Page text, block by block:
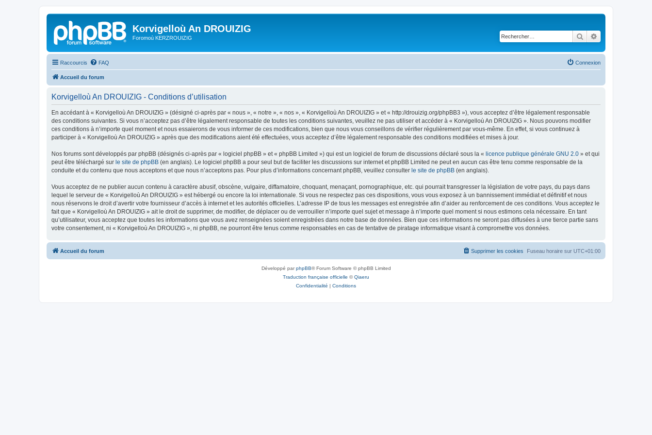
Korvigelloù An DROUIZIG
Foromoù KERZROUIZIG Rechercher
Raccourcis FAQ Connexion
Accueil du forum
Korvigelloù An DROUIZIG - Conditions d’utilisation
En accédant à « Korvigelloù An DROUIZIG » (désigné ci-après par « nous », « notre », « nos », « Korvigelloù An DROUIZIG » et « http://drouizig.org/phpBB3 »), vous acceptez d’être légalement responsable
des conditions suivantes. Si vous n’acceptez pas d’être légalement responsable de toutes les conditions suivantes, veuillez ne pas utiliser et accéder à « Korvigelloù An DROUIZIG ». Nous pouvons modifier
ces conditions à n’importe quel moment et nous essaierons de vous informer de ces modifications, bien que nous vous conseillons de vérifier régulièrement par vous-même. En effet, si vous continuez à
participer à « Korvigelloù An DROUIZIG » après que des modifications aient été effectuées, vous acceptez d’être légalement responsable des conditions modifiées et mises à jour.
Nos forums sont développés par phpBB (désignés ci-après par « logiciel phpBB » et « phpBB Limited ») qui est un logiciel de forum de discussions déclaré sous la « licence publique générale GNU 2.0 » et qui
peut être téléchargé sur le site de phpBB (en anglais). Le logiciel phpBB a pour seul but de faciliter les discussions sur internet et phpBB Limited ne peut en aucun cas être tenu comme responsable de la
conduite et du contenu que nous acceptons et que nous n’acceptons pas. Pour plus d’informations concernant phpBB, veuillez consulter le site de phpBB (en anglais).
Vous acceptez de ne publier aucun contenu à caractère abusif, obscène, vulgaire, diffamatoire, choquant, menaçant, pornographique, etc. qui pourrait transgresser la législation de votre pays, du pays dans
lequel le serveur de « Korvigelloù An DROUIZIG » est hébergé ou encore la loi internationale. Si vous ne respectez pas ces dispositions, vous vous exposez à un bannissement immédiat et définitif et nous
nous réservons le droit d’avertir votre fournisseur d’accès à internet et les autorités officielles. L’adresse IP de tous les messages est enregistrée afin d’aider au renforcement de ces conditions. Vous acceptez le
fait que « Korvigelloù An DROUIZIG » ait le droit de supprimer, de modifier, de déplacer ou de verrouiller n’importe quel sujet et message à n’importe quel moment si nous estimons cela nécessaire. En tant
qu’utilisateur, vous acceptez que toutes les informations que vous avez renseignées soient enregistrées dans notre base de données. Bien que ces informations ne seront pas diffusées à une tierce partie sans
votre consentement, ni « Korvigelloù An DROUIZIG », ni phpBB, ne pourront être tenus comme responsables en cas de tentative de piratage informatique visant à compromettre vos données.
Accueil du forum Fuseau horaire sur UTC+01:00
Supprimer les cookies
Développé parphpBB® Forum Software © phpBB Limited
Traduction française officielle ©Qiaeru
Confidentialité | Conditions